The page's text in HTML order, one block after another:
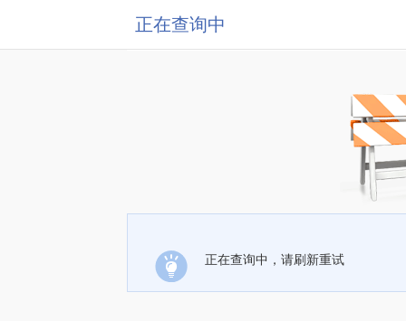
正在查询中
正在查询中，请刷新重试